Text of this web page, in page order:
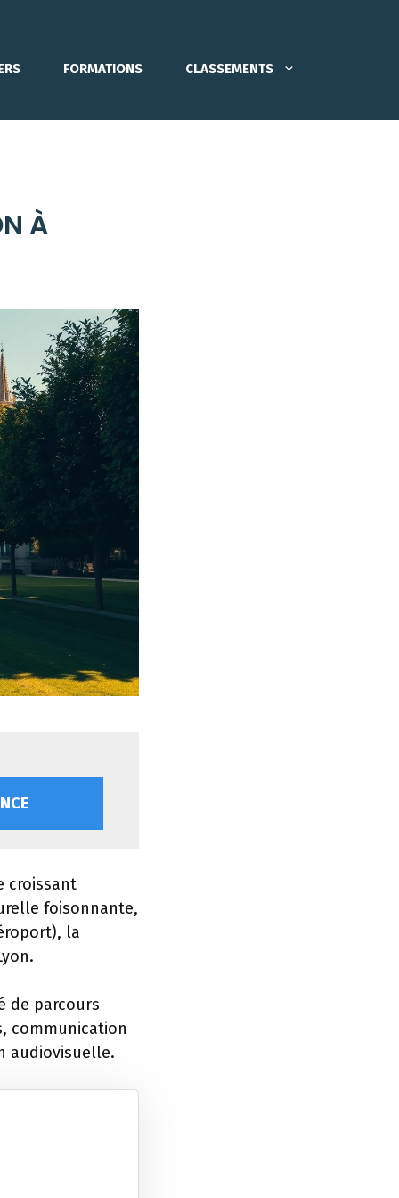
FORMATIONS CLASSEMENTS
À
croissant
foisonnante,
la
de parcours
communication
audiovisuelle.